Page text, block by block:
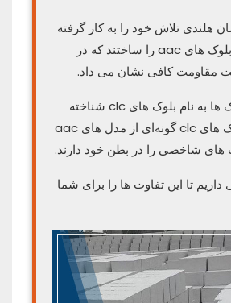
هلندی تلاش خود را به کار گرفته
و نوع خاصی از بلوک های aac را ساختند که در
مقاومت کافی نشان می داد.
این دسته از بلوک ها به نام بلوک های clc شناخته
شد. در واقع بلوک های clc گونه‌ای از مدل های aac
های شاخصی را در بطن خود دارند.
تا این تفاوت ها را برای شما